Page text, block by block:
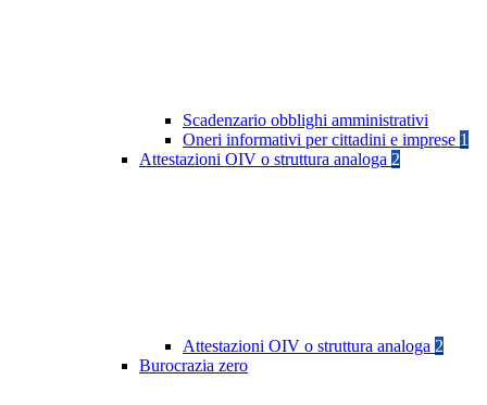
Scadenzario obblighi amministrativi
Oneri informativi per cittadini e imprese 1
Attestazioni OIV o struttura analoga 2
Attestazioni OIV o struttura analoga 2
Burocrazia zero